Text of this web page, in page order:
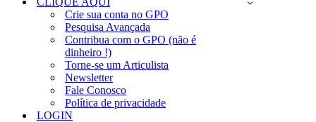
Crie sua conta no GPO
Pesquisa Avançada
Contribua com o GPO (não é
dinheiro !)
Torne-se um Articulista
Newsletter
Fale Conosco
Política de privacidade
LOGIN